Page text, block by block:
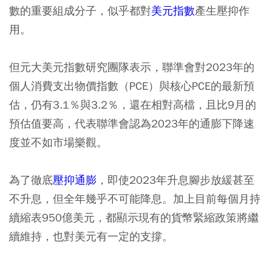
數的重要組成分子，似乎都對美元指數產生壓抑作
用。
但元大美元指數研究團隊表示，聯準會對2023年的
個人消費支出物價指數（PCE）與核心PCE的最新預
估，仍有3.1％與3.2％，還在相對高檔，且比9月的
預估值要高，代表聯準會認為2023年的通膨下降速
度並不如市場樂觀。
為了徹底壓抑通膨 ，即使2023年升息腳步放緩甚至
不升息，但全年幾乎不可能降息。加上目前每個月持
續縮表950億美元，都顯示現有的貨幣緊縮政策將繼
續維持，也對美元有一定的支撐。